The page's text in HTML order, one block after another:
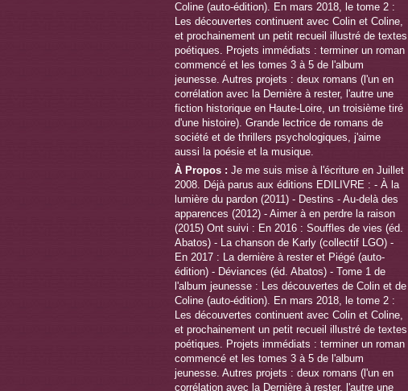
À Propos : Je me suis mise à l'écriture en Juillet
2008. Déjà parus aux éditions EDILIVRE : - À la
lumière du pardon (2011) - Destins - Au-delà des
apparences (2012) - Aimer à en perdre la raison
(2015) Ont suivi : En 2016 : Souffles de vies (éd.
Abatos) - La chanson de Karly (collectif LGO) -
En 2017 : La dernière à rester et Piégé (auto-
édition) - Déviances (éd. Abatos) - Tome 1 de
l'album jeunesse : Les découvertes de Colin et de
Coline (auto-édition). En mars 2018, le tome 2 :
Les découvertes continuent avec Colin et Coline,
et prochainement un petit recueil illustré de textes
poétiques. Projets immédiats : terminer un roman
commencé et les tomes 3 à 5 de l'album
jeunesse. Autres projets : deux romans (l'un en
corrélation avec la Dernière à rester, l'autre une